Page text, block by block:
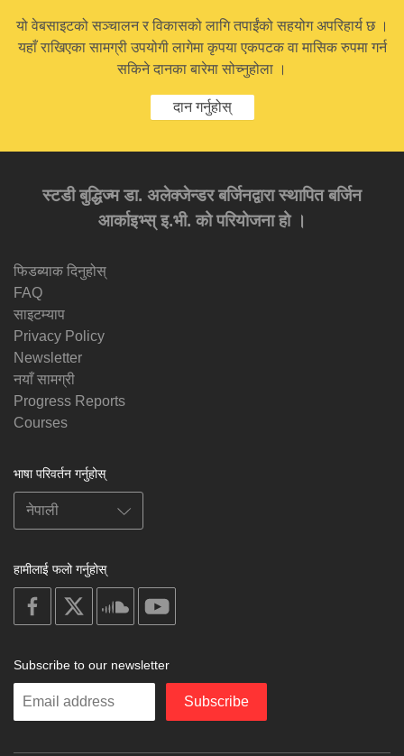
यो वेबसाइटको सञ्चालन र विकासको लागि तपाईंको सहयोग अपरिहार्य छ ।
यहाँ राखिएका सामग्री उपयोगी लागेमा कृपया एकपटक वा मासिक रुपमा गर्न
सकिने दानका बारेमा सोच्नुहोला ।
दान गर्नुहोस्
स्टडी बुद्धिज्म डा. अलेक्जेन्डर बर्जिनद्वारा स्थापित बर्जिन
आर्काइभ्स् इ.भी. को परियोजना हो ।
फिडब्याक दिनुहोस्
FAQ
साइटम्याप
Privacy Policy
Newsletter
नयाँ सामग्री
Progress Reports
Courses
भाषा परिवर्तन गर्नुहोस्
हामीलाई फलो गर्नुहोस्
on
facebook
soundcloud
Subscribe to our newsletter
Enter
Subscribe